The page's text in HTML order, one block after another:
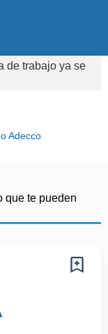
de trabajo ya se
Adecco
que te pueden